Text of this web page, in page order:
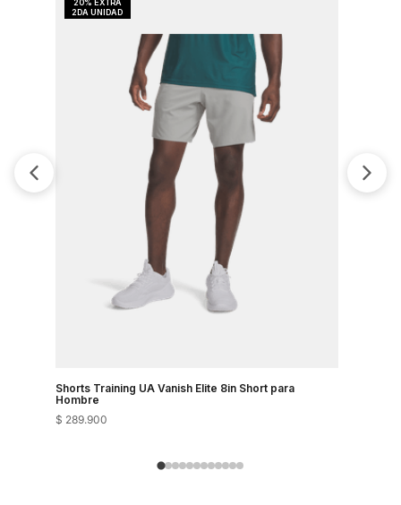
Shorts Training UA Vanish Elite 8in Short para
Hombre
$ 289.900